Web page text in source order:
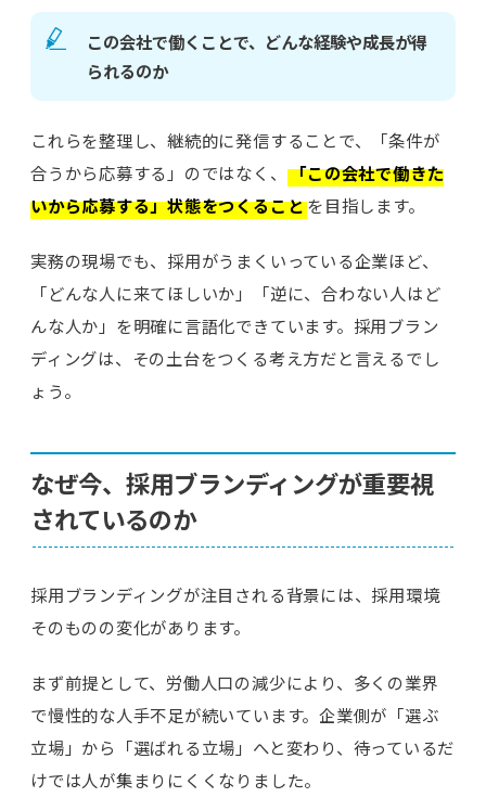
この会社で働くことで、どんな経験や成長が得
られるのか
これらを整理し、継続的に発信することで、「条件が
合うから応募する」のではなく、
「この会社で働きた
いから応募する」状態をつくることを目指します。
実務の現場でも、採用がうまくいっている企業ほど、
「どんな人に来てほしいか」「逆に、合わない人はど
んな人か」を明確に言語化できています。採用ブラン
ディングは、その土台をつくる考え方だと言えるでし
ょう。
なぜ今、採用ブランディングが重要視
されているのか
採用ブランディングが注目される背景には、採用環境
そのものの変化があります。
まず前提として、労働人口の減少により、多くの業界
で慢性的な人手不足が続いています。企業側が「選ぶ
立場」から「選ばれる立場」へと変わり、待っているだ
けでは人が集まりにくくなりました。